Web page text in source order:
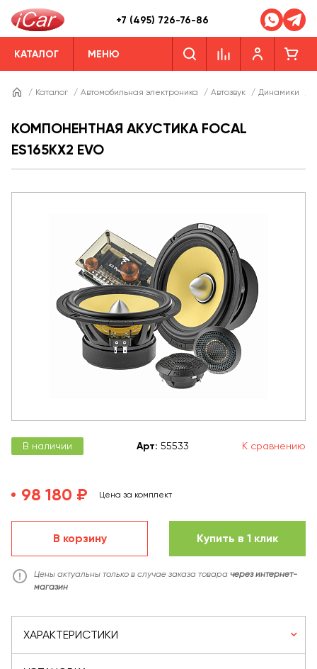
+7 (495) 726-76-86
КАТАЛОГ МЕНЮ
/ Каталог / Автомобильная электроника / Автозвук / Динамики
КОМПОНЕНТНАЯ АКУСТИКА FOCAL
ES165KX2 EVO
В наличии Арт: 55533 К сравнению
98 180 ₽ Цена за комплект
В корзину Купить в 1 клик
Цены актуальны только в случае заказа товара через интернет-
магазин
ХАРАКТЕРИСТИКИ